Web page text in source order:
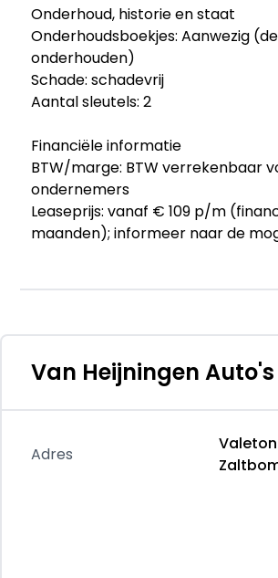
Onderhoud, historie en staat
Onderhoudsboekjes: Aanwezig
onderhouden)
Schade: schadevrij
Aantal sleutels: 2
Financiële informatie
BTW/marge: BTW verrekenbaar
ondernemers
Leaseprijs: vanaf € 109 p/m
maanden); informeer naar de
Afleverpakketten
Optioneel afleverpakket (€ 495):
garantiepakket: Dit pakket biedt
te staan.
Dit afleverpakket bevat: BOVAG
Van Heijningen Auto's
Adres
Valeton